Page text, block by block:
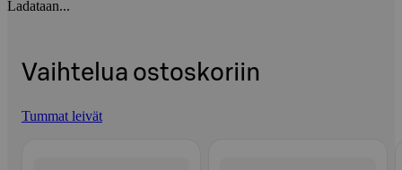
Ladataan...
Vaihtelua ostoskoriin
Tummat leivät